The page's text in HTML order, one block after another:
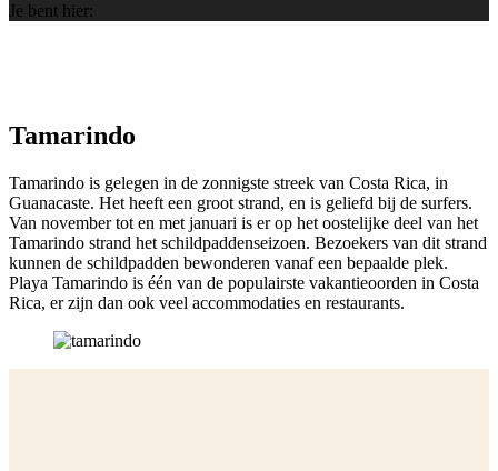
Je bent hier:
Tamarindo
Tamarindo is gelegen in de zonnigste streek van Costa Rica, in
Guanacaste. Het heeft een groot strand, en is geliefd bij de surfers.
Van november tot en met januari is er op het oostelijke deel van het
Tamarindo strand het schildpaddenseizoen. Bezoekers van dit strand
kunnen de schildpadden bewonderen vanaf een bepaalde plek.
Playa Tamarindo is één van de populairste vakantieoorden in Costa
Rica, er zijn dan ook veel accommodaties en restaurants.